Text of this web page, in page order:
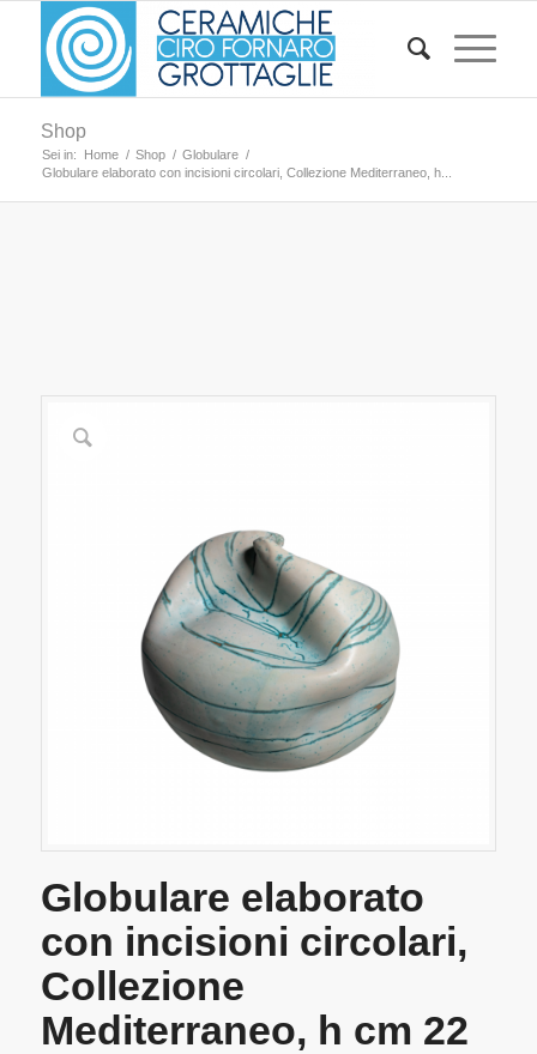
Shop
Sei in: Home / Shop / Globulare /
Globulare elaborato con incisioni circolari, Collezione Mediterraneo, h...
Globulare elaborato
con incisioni circolari,
Collezione
Mediterraneo, h cm 22